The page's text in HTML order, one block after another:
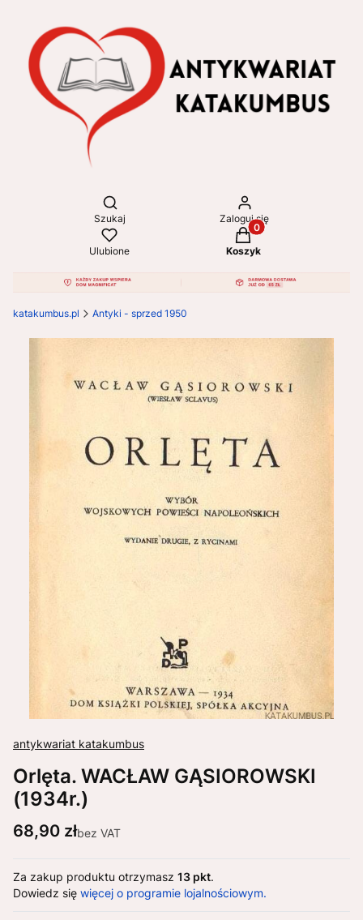
Otwórz wyszukiwarkę
Szukaj Zaloguj się
Ulubione
Produkty w koszyku:
Koszyk
katakumbus.pl Antyki - sprzed 1950
antykwariat katakumbus
Orlęta. WACŁAW GĄSIOROWSKI
(1934r.)
Cena
68,90 złbez VAT
Za zakup produktu otrzymasz 13 pkt.
Dowiedz się więcej o programie lojalnościowym.